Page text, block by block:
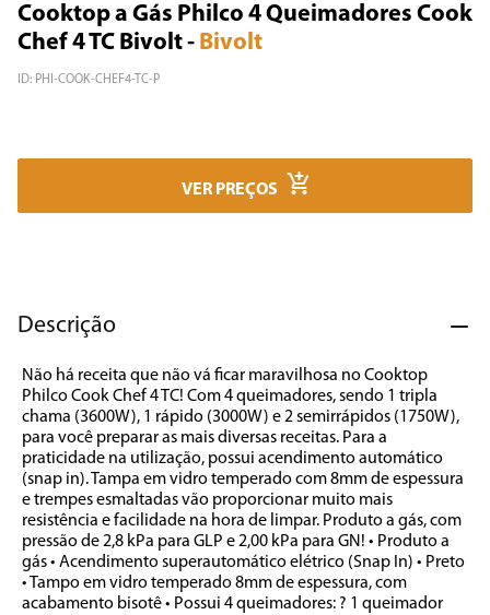
Cooktop a Gás Philco 4 Queimadores Cook
Chef 4 TC Bivolt- Bivolt
ID: PHI-COOK-CHEF4-TC-P
VER PREÇOS
Descrição
Não há receita que não vá ficar maravilhosa no Cooktop
Philco Cook Chef 4 TC! Com 4 queimadores, sendo 1 tripla
chama (3600W), 1 rápido (3000W) e 2 semirrápidos (1750W),
para você preparar as mais diversas receitas. Para a
praticidade na utilização, possui acendimento automático
(snap in). Tampa em vidro temperado com 8mm de espessura
e trempes esmaltadas vão proporcionar muito mais
resistência e facilidade na hora de limpar. Produto a gás, com
pressão de 2,8 kPa para GLP e 2,00 kPa para GN! • Produto a
gás • Acendimento superautomático elétrico (Snap In) • Preto
• Tampo em vidro temperado 8mm de espessura, com
acabamento bisotê • Possui 4 queimadores: ? 1 queimador
3º air fryer
4º microondas
7º cafeteira
ventilador